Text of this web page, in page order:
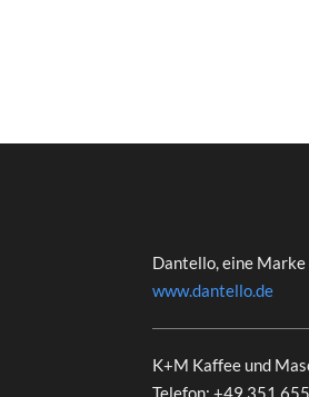
Dantello, eine
www.dantello.de
K+M Kaffee und